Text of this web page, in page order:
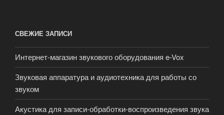
СВЕЖИЕ ЗАПИСИ
Интернет-магазин звукового оборудования e-Vox
Звуковая аппаратура и аудиотехника для работы со
звуком
Акустика для записи-обработки-воспроизведения звука